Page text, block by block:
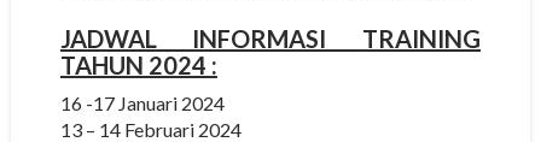
JADWAL INFORMASI TRAINING
TAHUN 2024 :
16 -17 Januari 2024
13 – 14 Februari 2024